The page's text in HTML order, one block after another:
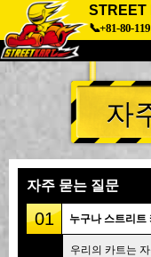
STREET
📞+81-80-
소개
회사 정보
도쿄 시나가와 #1
자
자주 묻는 질문
01 누구나 스트리트
우리의 카트는